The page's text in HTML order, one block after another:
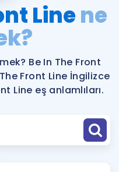
Gramer
Linene
Be In The Front
Front Line İngilizce
Line eş anlamlıları.